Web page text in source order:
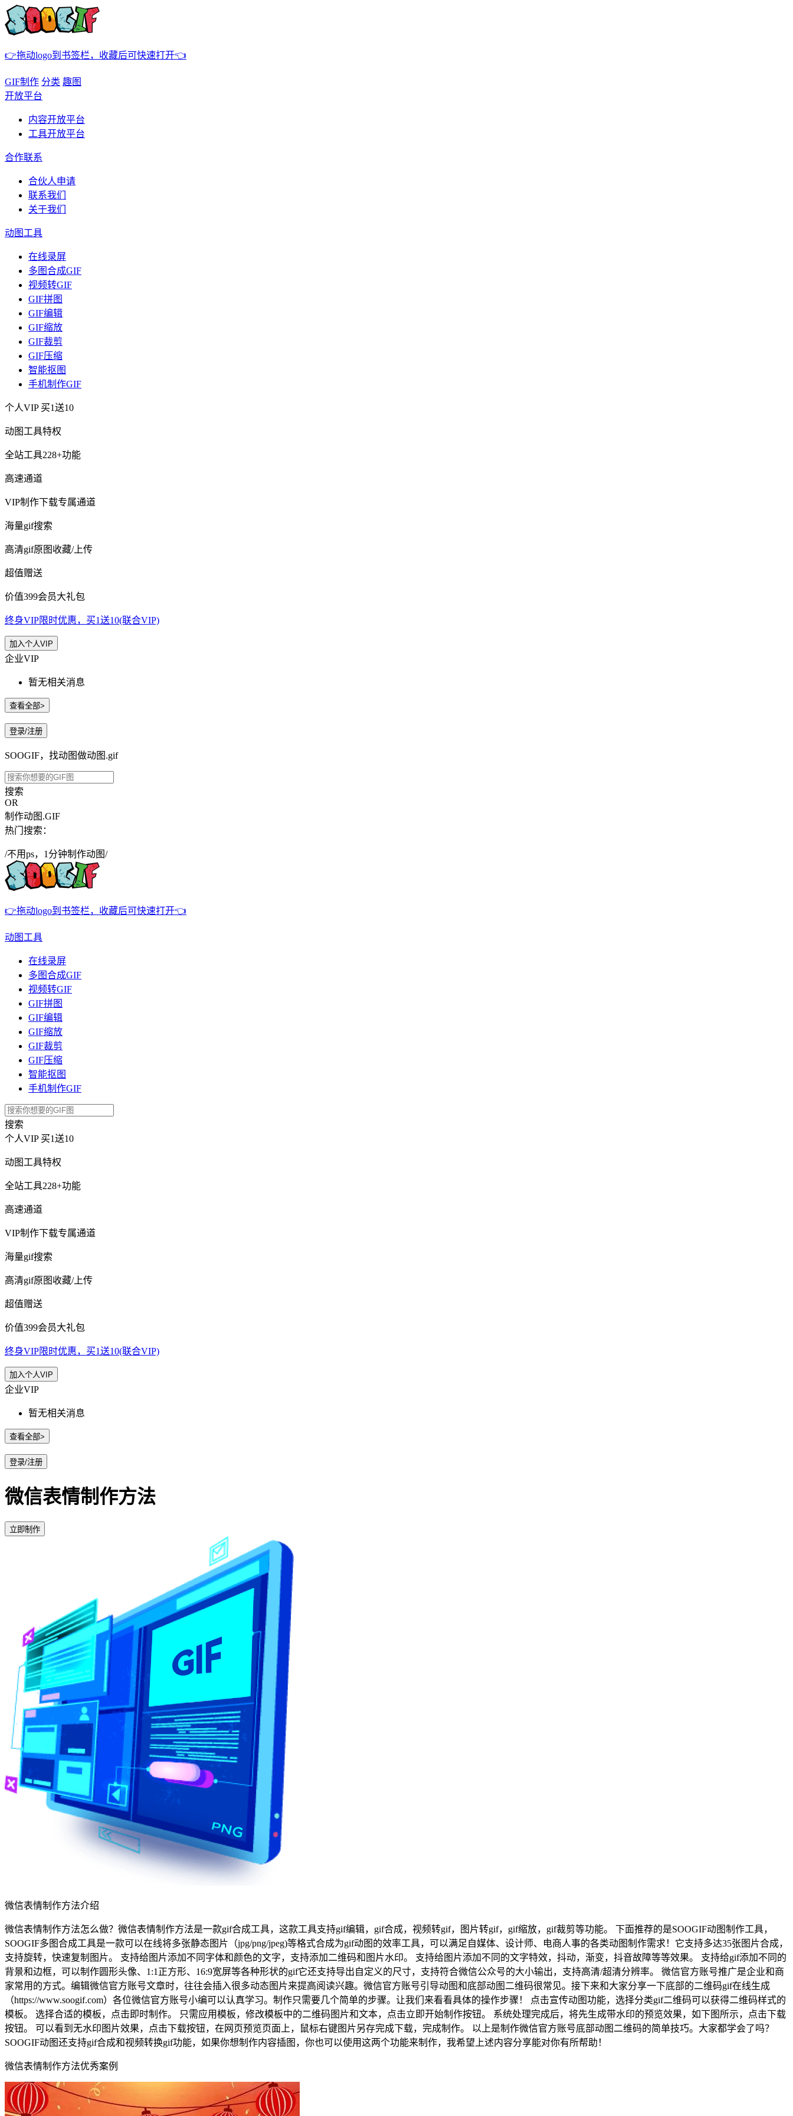
👉拖动logo到书签栏，收藏后可快速打开👈
GIF制作 分类 趣图
开放平台
内容开放平台
工具开放平台
合作联系
合伙人申请
联系我们
关于我们
动图工具
在线录屏
多图合成GIF
视频转GIF
GIF拼图
GIF编辑
GIF缩放
GIF裁剪
GIF压缩
智能抠图
手机制作GIF
个人VIP 买1送10
动图工具特权
全站工具228+功能
高速通道
VIP制作下载专属通道
海量gif搜索
高清gif原图收藏/上传
超值赠送
价值399会员大礼包
终身VIP限时优惠，买1送10(联合VIP)
加入个人VIP
企业VIP
暂无相关消息
查看全部>
登录/注册
SOOGIF，找动图做动图.gif
搜索
OR
制作动图.GIF
热门搜索：
/不用ps，1分钟制作动图/
👉拖动logo到书签栏，收藏后可快速打开👈
动图工具
在线录屏
多图合成GIF
视频转GIF
GIF拼图
GIF编辑
GIF缩放
GIF裁剪
GIF压缩
智能抠图
手机制作GIF
搜索
个人VIP 买1送10
动图工具特权
全站工具228+功能
高速通道
VIP制作下载专属通道
海量gif搜索
高清gif原图收藏/上传
超值赠送
价值399会员大礼包
终身VIP限时优惠，买1送10(联合VIP)
加入个人VIP
企业VIP
暂无相关消息
查看全部>
登录/注册
微信表情制作方法
立即制作
微信表情制作方法介绍
微信表情制作方法怎么做？微信表情制作方法是一款gif合成工具，这款工具支持gif编辑，gif合成，视频转gif，图片转gif，gif缩放，gif裁剪等功能。 下面推荐的是SOOGIF动图制作工具，
SOOGIF多图合成工具是一款可以在线将多张静态图片（jpg/png/jpeg)等格式合成为gif动图的效率工具，可以满足自媒体、设计师、电商人事的各类动图制作需求！它支持多达35张图片合成，
支持旋转，快速复制图片。 支持给图片添加不同字体和颜色的文字，支持添加二维码和图片水印。 支持给图片添加不同的文字特效，抖动，渐变，抖音故障等等效果。 支持给gif添加不同的
背景和边框，可以制作圆形头像、1:1正方形、16:9宽屏等各种形状的gif它还支持导出自定义的尺寸，支持符合微信公众号的大小输出，支持高清/超清分辨率。 微信官方账号推广是企业和商
家常用的方式。编辑微信官方账号文章时，往往会插入很多动态图片来提高阅读兴趣。微信官方账号引导动图和底部动图二维码很常见。接下来和大家分享一下底部的二维码gif在线生成
（https://www.soogif.com）各位微信官方账号小编可以认真学习。制作只需要几个简单的步骤。让我们来看看具体的操作步骤！ 点击宣传动图功能，选择分类gif二维码可以获得二维码样式的
模板。 选择合适的模板，点击即时制作。 只需应用模板，修改模板中的二维码图片和文本，点击立即开始制作按钮。 系统处理完成后，将先生成带水印的预览效果，如下图所示，点击下载
按钮。 可以看到无水印图片效果，点击下载按钮，在网页预览页面上，鼠标右键图片另存完成下载，完成制作。 以上是制作微信官方账号底部动图二维码的简单技巧。大家都学会了吗？
SOOGIF动图还支持gif合成和视频转换gif功能，如果你想制作内容插图，你也可以使用这两个功能来制作，我希望上述内容分享能对你有所帮助！
微信表情制作方法优秀案例